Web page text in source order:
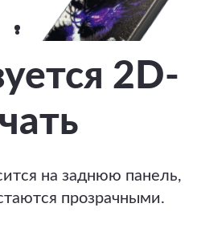
2D-
на заднюю панель,
прозрачными.